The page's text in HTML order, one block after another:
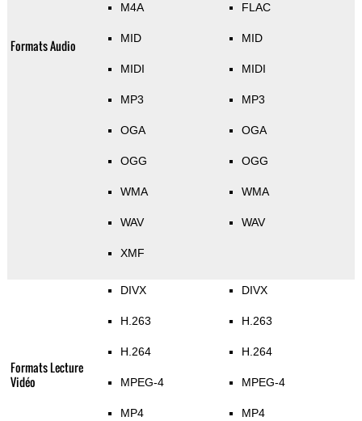
Formats Audio
M4A
MID
MIDI
MP3
OGA
OGG
WMA
WAV
XMF
FLAC
MID
MIDI
MP3
OGA
OGG
WMA
WAV
Formats Lecture
Vidéo
DIVX
H.263
H.264
MPEG-4
MP4
DIVX
H.263
H.264
MPEG-4
MP4